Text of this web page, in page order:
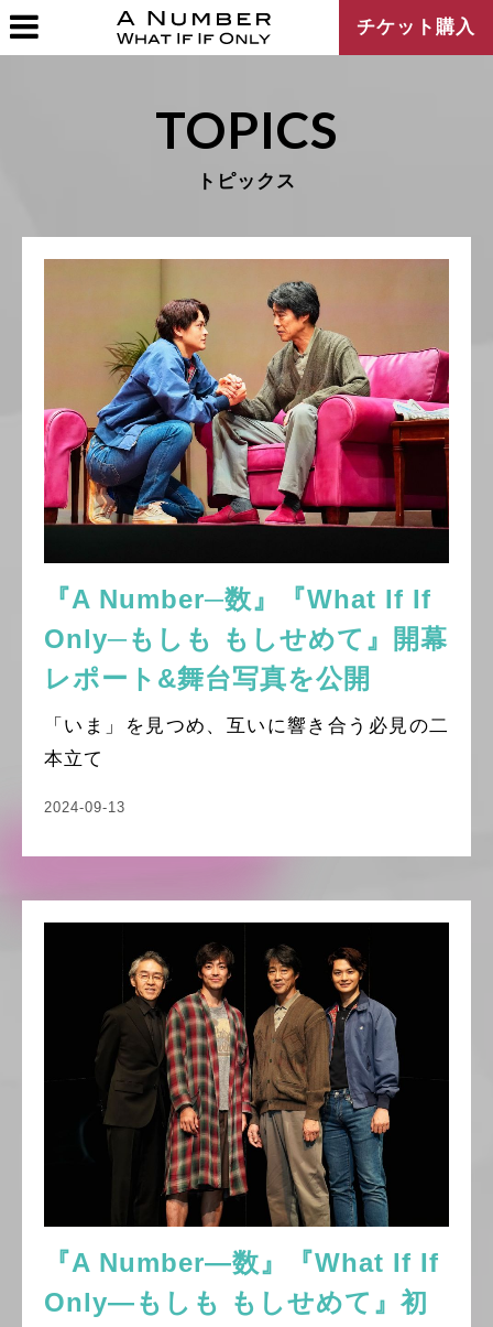
チケット購入
TOPICS
トピックス
『A Number─数』『What If If
Only─もしも もしせめて』開幕
レポート&舞台写真を公開
「いま」を見つめ、互いに響き合う必見の二
本立て
2024-09-13
『A Number—数』『What If If
Only—もしも もしせめて』初